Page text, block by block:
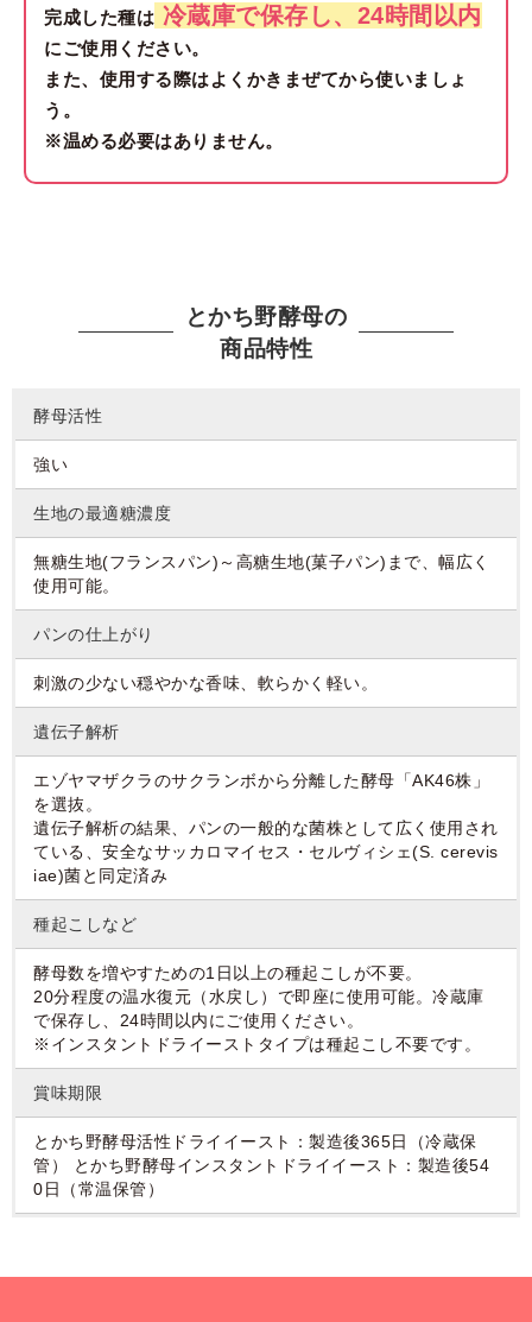
完成した種は 冷蔵庫で保存し、24時間以内
にご使用ください。
また、使用する際はよくかきまぜてから使いましょ
う。
※温める必要はありません。
とかち野酵母の
商品特性
酵母活性
強い
生地の最適糖濃度
無糖生地(フランスパン)～高糖生地(菓子パン)まで、幅広く
使用可能。
パンの仕上がり
刺激の少ない穏やかな香味、軟らかく軽い。
遺伝子解析
エゾヤマザクラのサクランボから分離した酵母「AK46株」
を選抜。
遺伝子解析の結果、パンの一般的な菌株として広く使用され
ている、安全なサッカロマイセス・セルヴィシェ(S. cerevis
iae)菌と同定済み
種起こしなど
酵母数を増やすための1日以上の種起こしが不要。
20分程度の温水復元（水戻し）で即座に使用可能。冷蔵庫
で保存し、24時間以内にご使用ください。
※インスタントドライーストタイプは種起こし不要です。
賞味期限
とかち野酵母活性ドライイースト：製造後365日（冷蔵保
管） とかち野酵母インスタントドライイースト：製造後54
0日（常温保管）